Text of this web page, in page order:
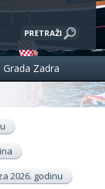
Zadra
2026. godinu